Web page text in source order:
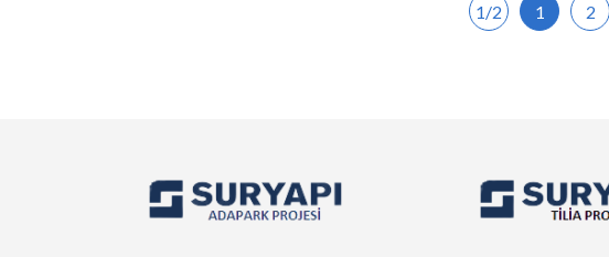
1/2 1 2